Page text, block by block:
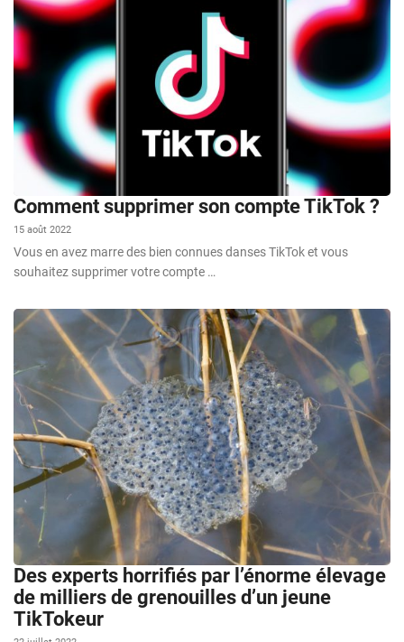
Comment supprimer son compte TikTok ?
15 août 2022
Vous en avez marre des bien connues danses TikTok et vous
souhaitez supprimer votre compte …
Des experts horrifiés par l’énorme élevage
de milliers de grenouilles d’un jeune
TikTokeur